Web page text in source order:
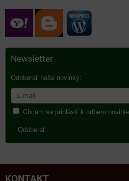
Newsletter
Odoberať naše novinky:
Chcem sa prihlásiť k odberu
Odoberať